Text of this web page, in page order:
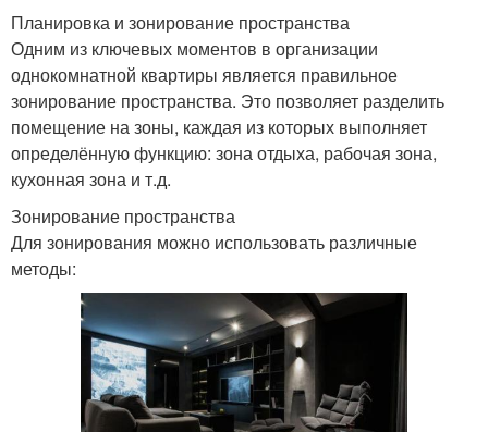
Планировка и зонирование пространства
Одним из ключевых моментов в организации
однокомнатной квартиры является правильное
зонирование пространства. Это позволяет разделить
помещение на зоны, каждая из которых выполняет
определённую функцию: зона отдыха, рабочая зона,
кухонная зона и т.д.
Зонирование пространства
Для зонирования можно использовать различные
методы: